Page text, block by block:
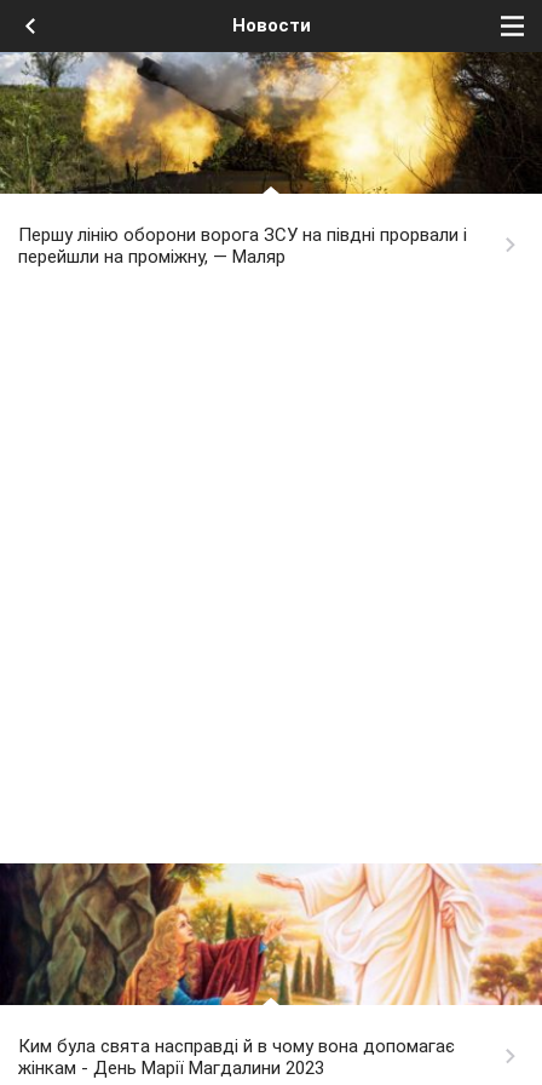
Новости
Першу лінію оборони ворога ЗСУ на півдні прорвали і
перейшли на проміжну, — Маляр
Ким була свята насправді й в чому вона допомагає
жінкам - День Марії Магдалини 2023